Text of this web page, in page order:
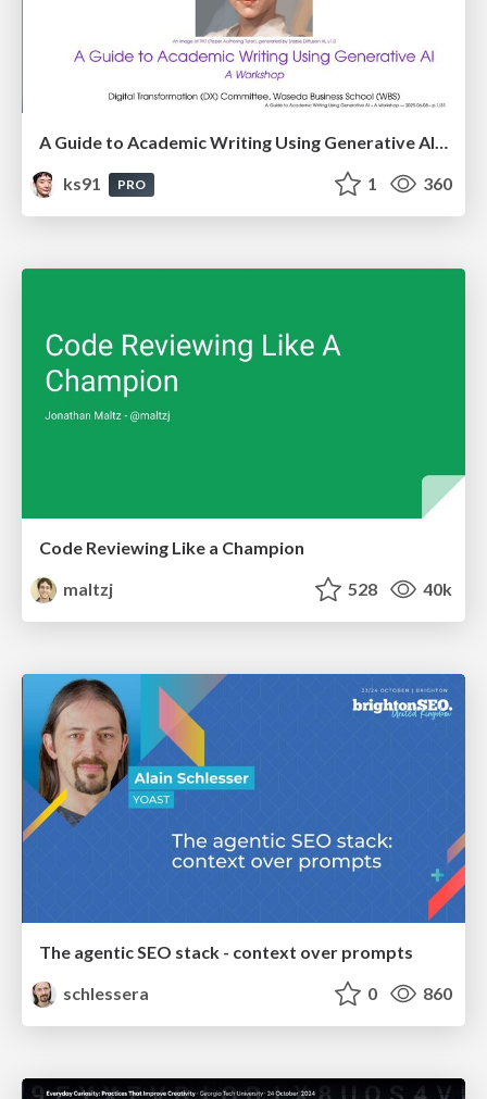
A Guide to Academic Writing Using Generative AI - A Workshop
ks91
PRO 1 360
Code Reviewing Like a Champion
maltzj
528 40k
The agentic SEO stack - context over prompts
schlessera
0 860